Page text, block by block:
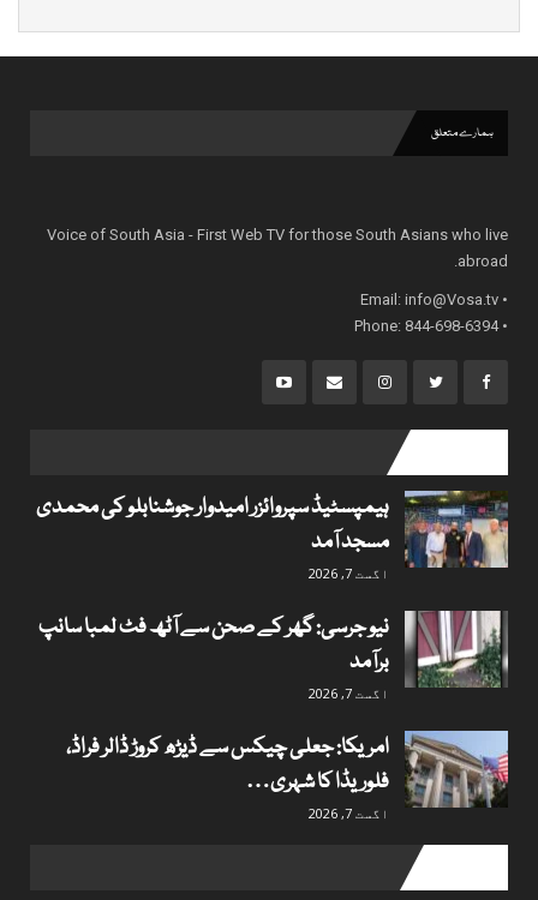
ہمارے متعلق
Voice of South Asia - First Web TV for those South Asians who live
abroad.
• Email:
info@Vosa.tv
• Phone: 844-698-6394
ہیمپسٹیڈ سپروائزر امیدوار جوشنابلو کی محمدی
مسجد آمد
اگست 7, 2026
نیو جرسی: گھر کے صحن سے آٹھ فٹ لمبا سانپ
برآمد
اگست 7, 2026
امریکا: جعلی چیکس سے ڈیڑھ کروڑ ڈالر فراڈ،
فلوریڈا کا شہری…
اگست 7, 2026